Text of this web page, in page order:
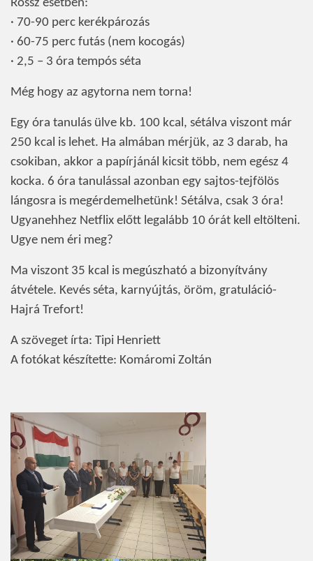
Rossz esetben:
· 70-90 perc kerékpározás
· 60-75 perc futás (nem kocogás)
· 2,5 – 3 óra tempós séta
Még hogy az agytorna nem torna!
Egy óra tanulás ülve kb. 100 kcal, sétálva viszont már
250 kcal is lehet. Ha almában mérjük, az 3 darab, ha
csokiban, akkor a papírjánál kicsit több, nem egész 4
kocka. 6 óra tanulással azonban egy sajtos-tejfölös
lángosra is megérdemelhetünk! Sétálva, csak 3 óra!
Ugyanehhez Netflix előtt legalább 10 órát kell eltölteni.
Ugye nem éri meg?
Ma viszont 35 kcal is megúszható a bizonyítvány
átvétele. Kevés séta, karnyújtás, öröm, gratuláció-
Hajrá Trefort!
A szöveget írta: Tipi Henriett
A fotókat készítette: Komáromi Zoltán